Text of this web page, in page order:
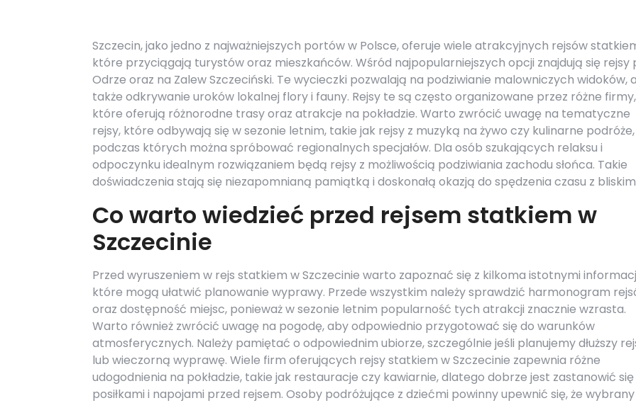
Szczecin, jako jedno z najważniejszych portów w Polsce, oferuje wiele atrakcyjnych rejsów
które przyciągają turystów oraz mieszkańców. Wśród najpopularniejszych opcji znajdują się rejsy
Odrze oraz na Zalew Szczeciński. Te wycieczki pozwalają na podziwianie malowniczych widoków, a
także odkrywanie uroków lokalnej flory i fauny. Rejsy te są często organizowane przez różne firmy,
które oferują różnorodne trasy oraz atrakcje na pokładzie. Warto zwrócić uwagę na tematyczne
rejsy, które odbywają się w sezonie letnim, takie jak rejsy z muzyką na żywo czy kulinarne podróże,
podczas których można spróbować regionalnych specjałów. Dla osób szukających relaksu i
odpoczynku idealnym rozwiązaniem będą rejsy z możliwością podziwiania zachodu słońca. Takie
doświadczenia stają się niezapomnianą pamiątką i doskonałą okazją do spędzenia czasu z
Co warto wiedzieć przed rejsem statkiem w
Szczecinie
Przed wyruszeniem w rejs statkiem w Szczecinie warto zapoznać się z kilkoma istotnymi
które mogą ułatwić planowanie wyprawy. Przede wszystkim należy sprawdzić harmonogram
oraz dostępność miejsc, ponieważ w sezonie letnim popularność tych atrakcji znacznie wzrasta.
Warto również zwrócić uwagę na pogodę, aby odpowiednio przygotować się do warunków
atmosferycznych. Należy pamiętać o odpowiednim ubiorze, szczególnie jeśli planujemy dłuższy
lub wieczorną wyprawę. Wiele firm oferujących rejsy statkiem w Szczecinie zapewnia różne
udogodnienia na pokładzie, takie jak restauracje czy kawiarnie, dlatego dobrze jest zastanowić
posiłkami i napojami przed rejsem. Osoby podróżujące z dziećmi powinny upewnić się, że